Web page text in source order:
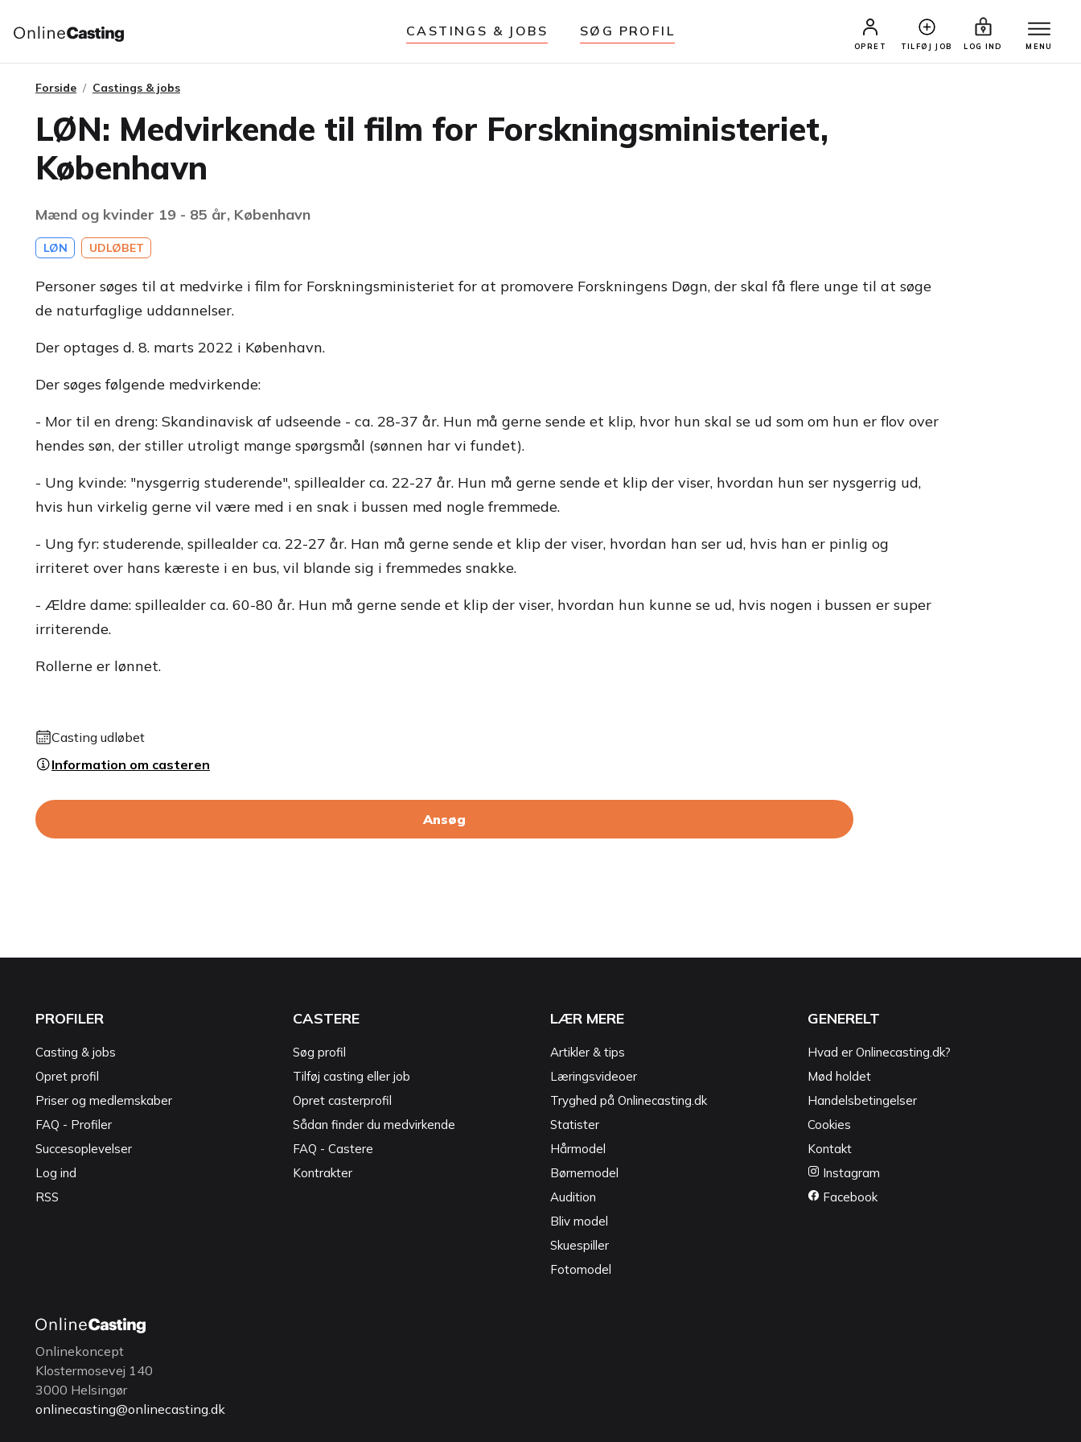
CASTINGS & JOBS SØG PROFIL
OPRET TILFØJ JOB LOG IND MENU
Forside Castings & jobs
LØN: Medvirkende til film for Forskningsministeriet,
København
Mænd og kvinder 19 - 85 år, København
LØN UDLØBET
Personer søges til at medvirke i film for Forskningsministeriet for at promovere Forskningens Døgn, der skal få flere unge til at søge
de naturfaglige uddannelser.
Der optages d. 8. marts 2022 i København.
Der søges følgende medvirkende:
- Mor til en dreng: Skandinavisk af udseende - ca. 28-37 år. Hun må gerne sende et klip, hvor hun skal se ud som om hun er flov over
hendes søn, der stiller utroligt mange spørgsmål (sønnen har vi fundet).
- Ung kvinde: "nysgerrig studerende", spillealder ca. 22-27 år. Hun må gerne sende et klip der viser, hvordan hun ser nysgerrig ud,
hvis hun virkelig gerne vil være med i en snak i bussen med nogle fremmede.
- Ung fyr: studerende, spillealder ca. 22-27 år. Han må gerne sende et klip der viser, hvordan han ser ud, hvis han er pinlig og
irriteret over hans kæreste i en bus, vil blande sig i fremmedes snakke.
- Ældre dame: spillealder ca. 60-80 år. Hun må gerne sende et klip der viser, hvordan hun kunne se ud, hvis nogen i bussen er super
irriterende.
Rollerne er lønnet.
Casting udløbet
Information om casteren
Ansøg
PROFILER
Casting & jobs
Opret profil
Priser og medlemskaber
FAQ - Profiler
Succesoplevelser
Log ind
RSS
CASTERE
Søg profil
Tilføj casting eller job
Opret casterprofil
Sådan finder du medvirkende
FAQ - Castere
Kontrakter
LÆR MERE
Artikler & tips
Læringsvideoer
Tryghed på Onlinecasting.dk
Statister
Hårmodel
Børnemodel
Audition
Bliv model
Skuespiller
Fotomodel
GENERELT
Hvad er Onlinecasting.dk?
Mød holdet
Handelsbetingelser
Cookies
Kontakt
Instagram
Facebook
Onlinekoncept
Klostermosevej 140
3000 Helsingør
onlinecasting@onlinecasting.dk